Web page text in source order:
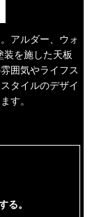
アルダー、ウォ
装を施した天板
囲気やライフス
タイルのデザイ
す。
る。